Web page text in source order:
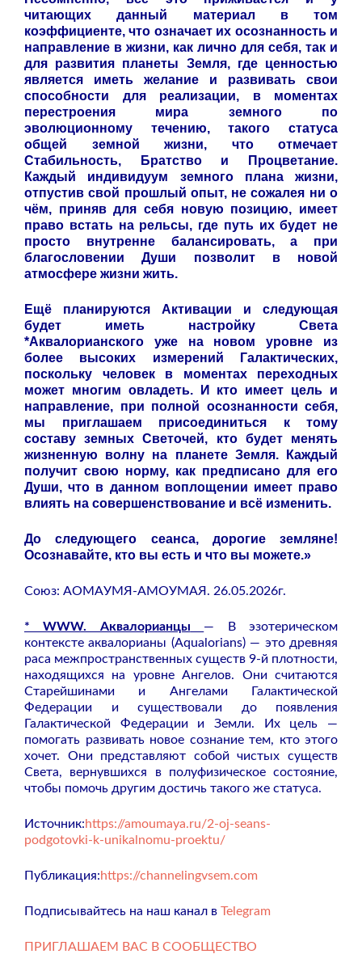
читающих данный материал в том
коэффициенте, что означает их осознанность и
направление в жизни, как лично для себя, так и
для развития планеты Земля, где ценностью
является иметь желание и развивать свои
способности для реализации, в моментах
перестроения мира земного по
эволюционному течению, такого статуса
общей земной жизни, что отмечает
Стабильность, Братство и Процветание.
Каждый индивидуум земного плана жизни,
отпустив свой прошлый опыт, не сожалея ни о
чём, приняв для себя новую позицию, имеет
право встать на рельсы, где путь их будет не
просто внутренне балансировать, а при
благословении Души позволит в новой
атмосфере жизни жить.
Ещё планируются Активации и следующая
будет иметь настройку Света
*Аквалорианского уже на новом уровне из
более высоких измерений Галактических,
поскольку человек в моментах переходных
может многим овладеть. И кто имеет цель и
направление, при полной осознанности себя,
мы приглашаем присоединиться к тому
составу земных Светочей, кто будет менять
жизненную волну на планете Земля. Каждый
получит свою норму, как предписано для его
Души, что в данном воплощении имеет право
влиять на совершенствование и всё изменить.
До следующего сеанса, дорогие земляне!
Осознавайте, кто вы есть и что вы можете.»
Союз: АОМАУМЯ-АМОУМАЯ. 26.05.2026г.
* WWW. Аквалорианцы
— В эзотерическом
контексте аквалорианы (Aqualorians) — это древняя
раса межпространственных существ 9-й плотности,
находящихся на уровне Ангелов. Они считаются
Старейшинами и Ангелами Галактической
Федерации и существовали до появления
Галактической Федерации и Земли. Их цель —
помогать развивать новое сознание тем, кто этого
хочет. Они представляют собой чистых существ
Света, вернувшихся в полуфизическое состояние,
чтобы помочь другим достичь такого же статуса.
Источник:https://amoumaya.ru/2-oj-seans-
podgotovki-k-unikalnomu-proektu/
Публикация:https://channelingvsem.com
Подписывайтесь на наш канал в Telegram
ПРИГЛАШАЕМ ВАС В СООБЩЕСТВО